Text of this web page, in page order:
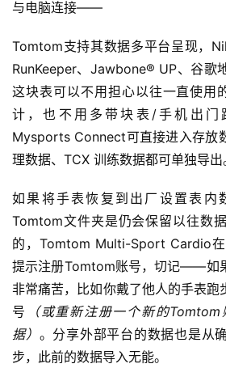
与电脑连接——
Tomtom支持其数据多平台呈现，
RunKeeper、Jawbone® UP、谷歌
这块表可以不用担心以往一直使用
计，也不用多带块表/手机出门
Mysports Connect可直接进入存放
理数据、TCX 训练数据都可单独导出
如果将手表恢复到出厂设置表内
Tomtom文件夹是仍会保留以往数
的，Tomtom Multi-Sport Cardio
提示注册Tomtom账号，切记——如
非常痛苦，比如你戴了他人的手表跑
号
（或重新注册一个新的
据） 。分享外部平台的数据也是从
步，此前的数据导入无能。